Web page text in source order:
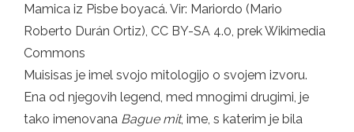
Mamica iz Pisbe boyacá. Vir: Mariordo (Mario
Roberto Durán Ortiz), CC BY-SA 4.0, prek Wikimedia
Commons
Muisisas je imel svojo mitologijo o svojem izvoru.
Ena od njegovih legend, med mnogimi drugimi, je
tako imenovana Bague mit, ime, s katerim je bila